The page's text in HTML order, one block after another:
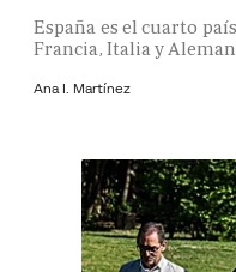
España es el cuarto
Francia, Italia y
Ana I. Martínez